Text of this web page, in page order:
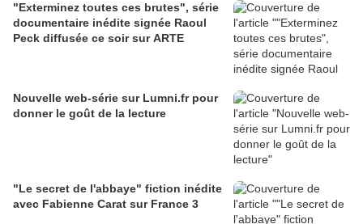
"Exterminez toutes ces brutes", série
documentaire inédite signée Raoul
Peck diffusée ce soir sur ARTE
Nouvelle web-série sur Lumni.fr pour
donner le goût de la lecture
"Le secret de l'abbaye" fiction inédite
avec Fabienne Carat sur France 3